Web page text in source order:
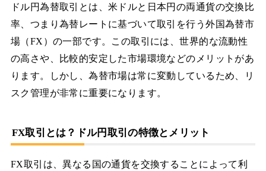
ドル円為替取引とは、米ドルと日本円の両通貨の交換比
率、つまり為替レートに基づいて取引を行う外国為替市
場（FX）の一部です。この取引には、世界的な流動性
の高さや、比較的安定した市場環境などのメリットがあ
ります。しかし、為替市場は常に変動しているため、リ
スク管理が非常に重要になります。
FX取引とは？ドル円取引の特徴とメリット
FX取引は、異なる国の通貨を交換することによって利